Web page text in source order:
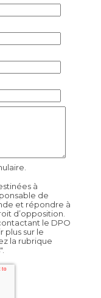
à
de
et répondre à
d’opposition.
le DPO
plus sur le
la rubrique
".